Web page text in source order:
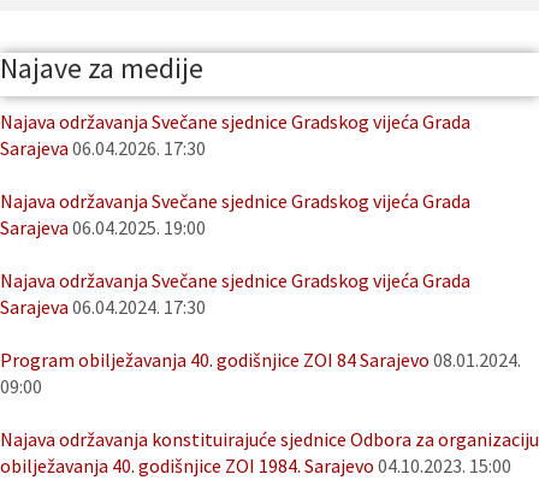
Najave za medije
Najava održavanja Svečane sjednice Gradskog vijeća Grada
Sarajeva 06.04.2026. 17:30
Najava održavanja Svečane sjednice Gradskog vijeća Grada
Sarajeva 06.04.2025. 19:00
Najava održavanja Svečane sjednice Gradskog vijeća Grada
Sarajeva 06.04.2024. 17:30
Program obilježavanja 40. godišnjice ZOI 84 Sarajevo 08.01.2024.
09:00
Najava održavanja konstituirajuće sjednice Odbora za organizaciju
obilježavanja 40. godišnjice ZOI 1984. Sarajevo 04.10.2023. 15:00